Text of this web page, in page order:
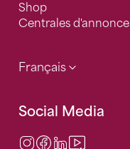
Shop
Centrales d'annonce
Français
Social Media
Instagram
Facebook
LinkedIn